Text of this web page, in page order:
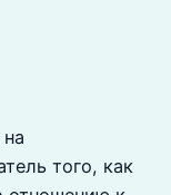
того, как